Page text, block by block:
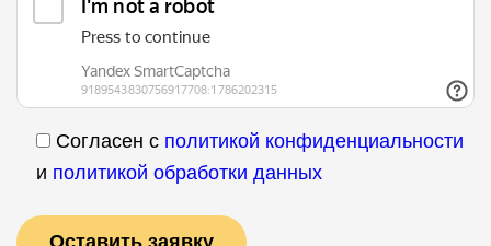
Согласен с политикой конфиденциальности
и политикой обработки данных